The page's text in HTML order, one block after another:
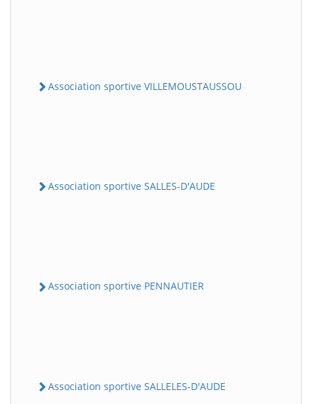
Association sportive VILLEMOUSTAUSSOU
Association sportive SALLES-D'AUDE
Association sportive PENNAUTIER
Association sportive SALLELES-D'AUDE